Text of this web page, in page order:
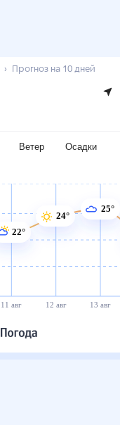
Прогноз на 10 дней
Ветер Осадки
11 авг 12 авг 13 авг
22°
24°
25°